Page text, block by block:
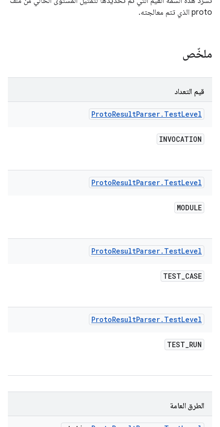
proto الذي تتم معالجته.
ملخّص
قيم التعداد
ProtoResultParser. TestLevel
INVOCATION
ProtoResultParser. TestLevel
MODULE
ProtoResultParser. TestLevel
TEST_CASE
ProtoResultParser. TestLevel
TEST_RUN
الطرق العامة